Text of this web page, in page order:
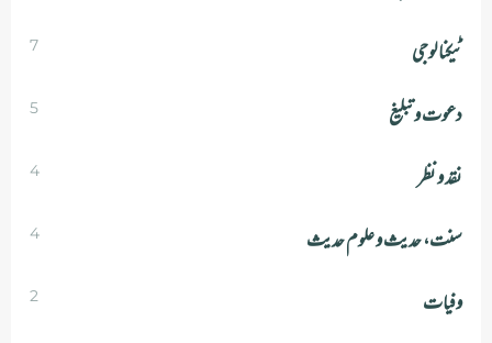
ٹیکنالوجی
7
دعوت و تبلیغ 5
نقد و نظر 4
سنت، حدیث و علوم حدیث 4
وفیات 2